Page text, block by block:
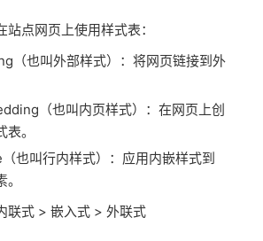
点网页上使用样式表：
（也叫外部样式）：将网页链接到外
（也叫内页样式）：在网页上创
。
也叫行内样式）：应用内嵌样式到
联式 > 嵌入式 > 外联式